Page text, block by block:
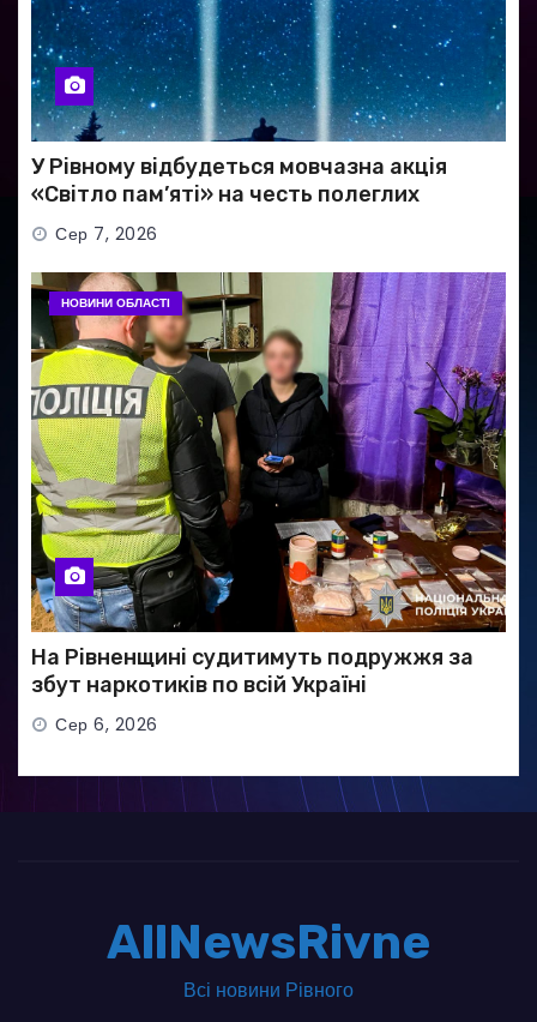
У Рівному відбудеться мовчазна акція
«Світло пам’яті» на честь полеглих
Захисників
Сер 7, 2026
НОВИНИ ОБЛАСТІ
На Рівненщині судитимуть подружжя за
збут наркотиків по всій Україні
Сер 6, 2026
AllNewsRivne
Всі новини Рівного